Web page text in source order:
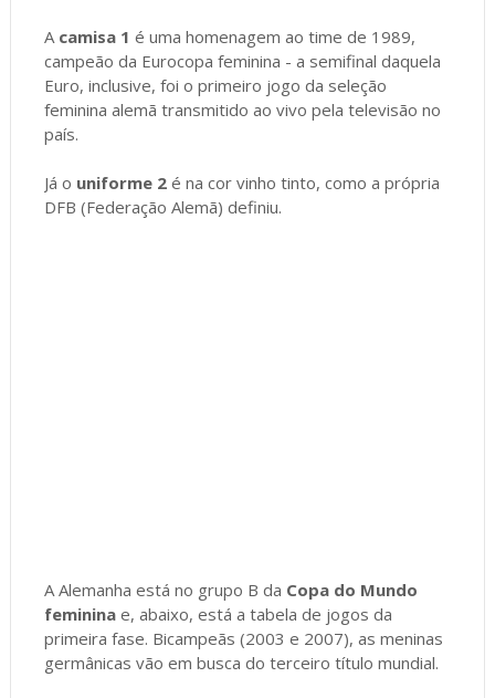
A camisa 1 é uma homenagem ao time de 1989,
campeão da Eurocopa feminina - a semifinal daquela
Euro, inclusive, foi o primeiro jogo da seleção
feminina alemã transmitido ao vivo pela televisão no
país.
Já o uniforme 2é na cor vinho tinto, como a própria
DFB (Federação Alemã) definiu.
A Alemanha está no grupo B da Copa do Mundo
femininae, abaixo, está a tabela de jogos da
primeira fase. Bicampeãs (2003 e 2007), as meninas
germânicas vão em busca do terceiro título mundial.